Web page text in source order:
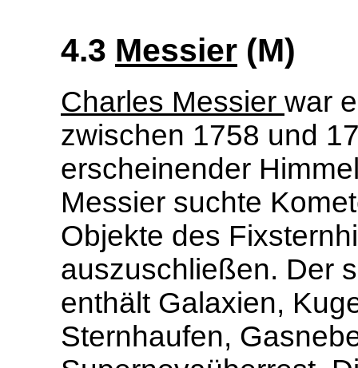
4.3 Messier (M)
Charles Messier war
zwischen 1758 und
erscheinender
Messier suchte
Objekte des
auszuschließen. Der
enthält Galaxien,
Sternhaufen,